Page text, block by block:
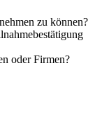
zu können?
oder Firmen?